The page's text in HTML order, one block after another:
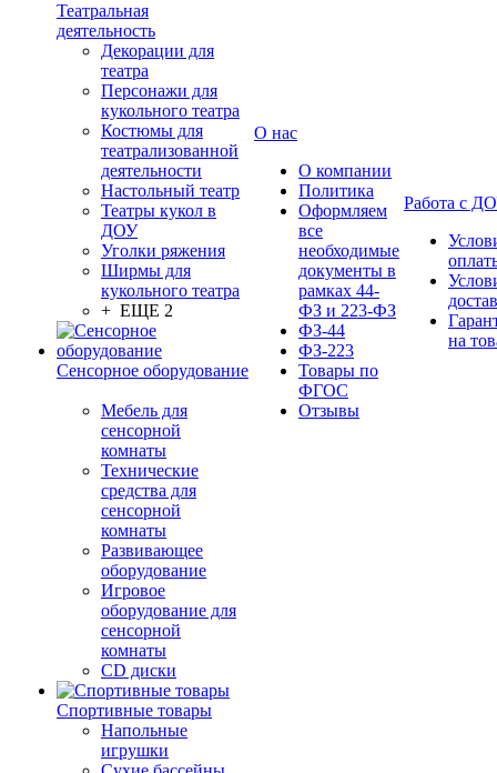
Театральная
деятельность
Декорации для
театра
Персонажи для
кукольного театра
Костюмы для
театрализованной
деятельности
Настольный театр
Театры кукол в
ДОУ
Уголки ряжения
Ширмы для
кукольного театра
+ ЕЩЕ 2
Сенсорное оборудование
Мебель для
сенсорной
комнаты
Технические
средства для
сенсорной
комнаты
Развивающее
оборудование
Игровое
оборудование для
сенсорной
комнаты
CD диски
Спортивные товары
Напольные
игрушки
О нас
О компании
Политика
Оформляем
все
необходимые
документы в
рамках 44-
ФЗ и 223-ФЗ
ФЗ-44
ФЗ-223
Товары по
ФГОС
Отзывы
Работа с
на